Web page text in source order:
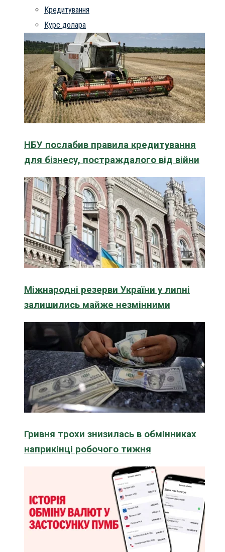
Кредитування
Курс долара
НБУ послабив правила кредитування
для бізнесу, постраждалого від війни
Міжнародні резерви України у липні
залишились майже незмінними
Гривня трохи знизилась в обмінниках
наприкінці робочого тижня